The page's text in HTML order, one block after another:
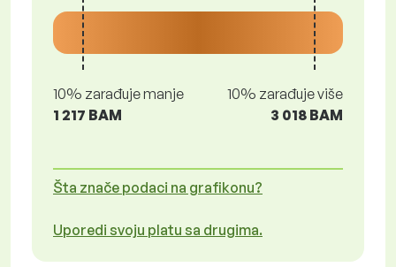
10% zarađuje manje
1 217 BAM
10% zarađuje više
3 018 BAM
Šta znače podaci na grafikonu?
Uporedi svoju platu sa drugima.